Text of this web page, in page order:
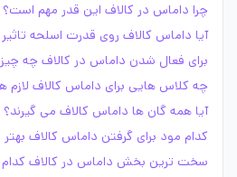
چرا داماس در کالاف این قدر مهم است؟
آیا داماس کالاف روی قدرت اسلحه تاثیر
برای فعال شدن داماس در کالاف چه
چه کلاس هایی برای داماس کالاف لازم
آیا همه گان ها داماس کالاف می گیرند؟
کدام مود برای گرفتن داماس کالاف
سخت ترین بخش داماس در کالاف